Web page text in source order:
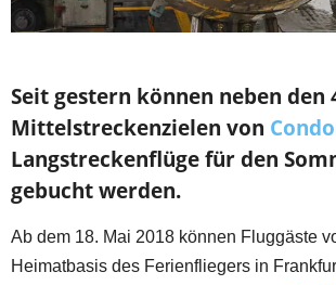
Seit gestern können neben den
Mittelstreckenzielen von
Langstreckenflüge für den
gebucht werden.
Ab dem 18. Mai 2018 können Fluggäste
Heimatbasis des Ferienfliegers in